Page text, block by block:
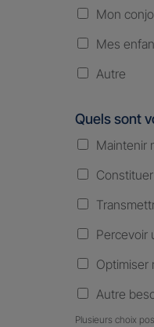
Mon
Mes
Autre
Quels sont
Maintenir
Percevoir
Optimiser
Autre
Plusieurs choix